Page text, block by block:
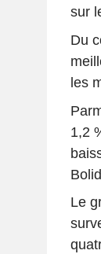
sur
Du
les
1,2
Le